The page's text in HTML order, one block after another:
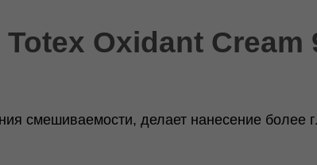
Oxidant Cream
смешиваемости, делает нанесение более